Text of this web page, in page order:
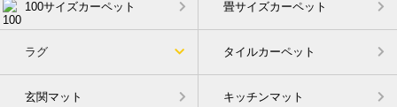
100サイズカーペット 畳サイズカーペット
ラグ タイルカーペット
玄関マット キッチンマット